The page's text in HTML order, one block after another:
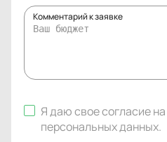
Комментарий к заявке
Я даю свое согласие на
персональных данных.